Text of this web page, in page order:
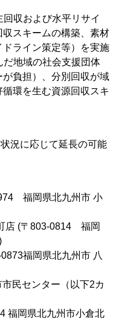
収および水平リサイ
スキームの構築、素材
ドライン策定等）を実施
地域の社会支援団体
負担）、分別回収が域
環を生む資源回収スキ
況に応じて延長の可能
福岡県北九州市 小
店 (〒803-0814 福岡
福岡県北九州市 八
民センター（以下2カ
福岡県北九州市小倉北